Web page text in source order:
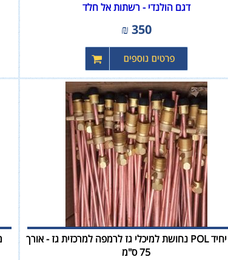
דגם הולנדי - רשתות אל חלד
350
₪
סליל יחיד POL נחושת למיכלי גז לרמפה למרכזית גז - אורך
75 ס"מ